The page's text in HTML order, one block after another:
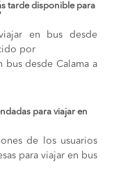
tarde disponible para
en bus desde
por
bus desde Calama a
para viajar en
de los usuarios
para viajar en bus